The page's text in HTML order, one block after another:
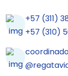
+57 (311)
+57 (310)